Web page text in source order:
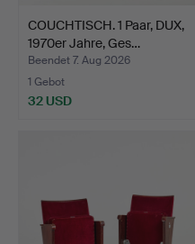
COUCHTISCH. 1 Paar, DUX,
1970er Jahre, Ges…
Beendet 7. Aug 2026
1 Gebot
32 USD